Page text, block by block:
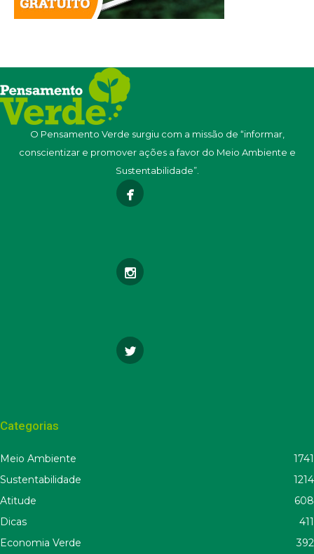
O Pensamento Verde surgiu com a missão de “informar,
conscientizar e promover ações a favor do Meio Ambiente e
Sustentabilidade”.
Categorias
Meio Ambiente
1741
Sustentabilidade
1214
Atitude
608
Dicas
411
Economia Verde
392